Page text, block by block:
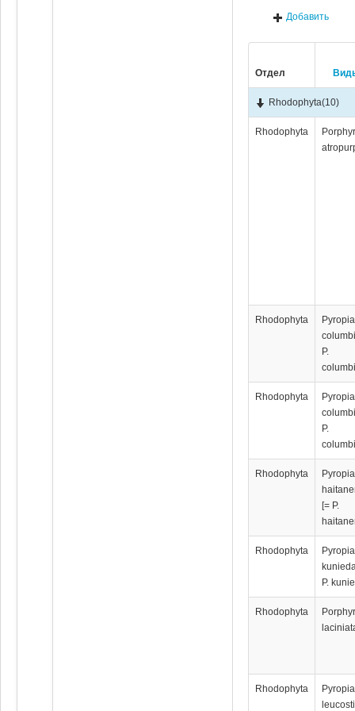
Добавить
Отдел
Rhodophyta(10)
Rhodophyta
Rhodophyta
Pyropia
P.
Rhodophyta
Pyropia
P.
Rhodophyta
Pyropia
[= P.
Rhodophyta
Pyropia
P.
Rhodophyta
Rhodophyta
Pyropia